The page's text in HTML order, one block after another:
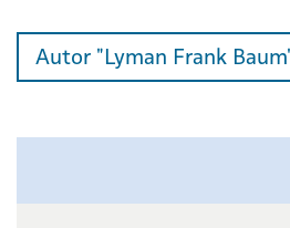
Autor "Lyman Frank